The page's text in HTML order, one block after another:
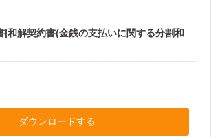
|和解契約書(金銭の支払いに関する分割和
ダウンロードする